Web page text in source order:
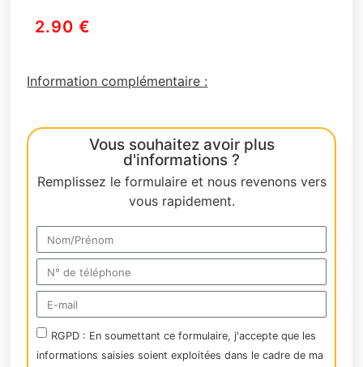
2.90€
Information complémentaire :
Vous souhaitez avoir plus
d'informations ?
Remplissez le formulaire et nous revenons vers
vous rapidement.
RGPD : En soumettant ce formulaire, j'accepte que les
informations saisies soient exploitées dans le cadre de ma